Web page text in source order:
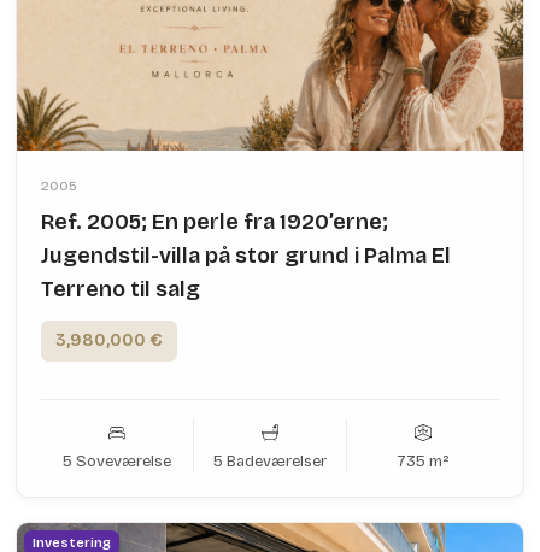
2005
Ref. 2005; En perle fra 1920’erne;
Jugendstil-villa på stor grund i Palma El
Terreno til salg
3,980,000 €
5 Soveværelse 5 Badeværelser 735 m²
Investering